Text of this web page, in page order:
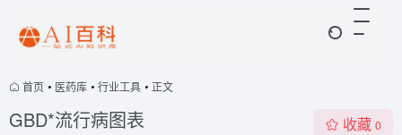
首页 • 医药库 • 行业工具 • 正文
GBD*流行病图表 收藏 0